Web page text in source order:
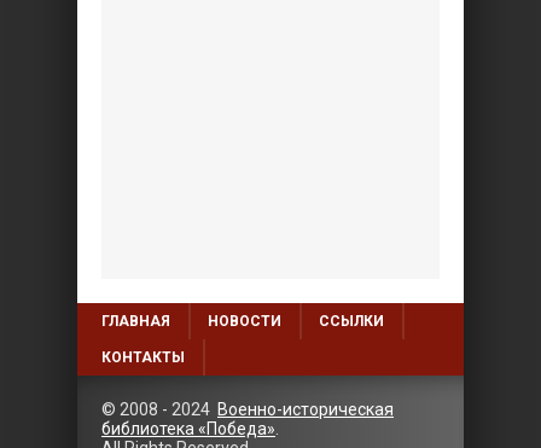
ГЛАВНАЯ НОВОСТИ ССЫЛКИ
КОНТАКТЫ
© 2008 - 2024 Военно-историческая
библиотека «Победа»